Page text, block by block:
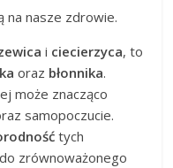
na nasze zdrowie.
i ciecierzyca, to
oraz błonnika.
może znacząco
samopoczucie.
tych
zrównoważonego